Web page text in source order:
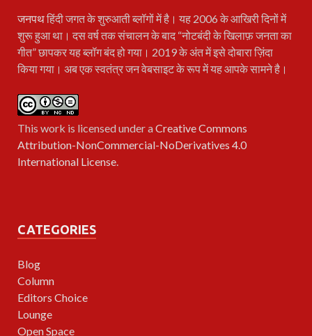
जनपथहिंदी जगत के शुरुआती ब्लॉगों में है। यह 2006 के आखिरी दिनों में
शुरू हुआ था। दस वर्ष तक संचालन के बाद “नोटबंदी के खिलाफ़ जनता का
गीत” छापकर यह ब्लॉग बंद हो गया। 2019 के अंत में इसे दोबारा ज़िंदा
किया गया। अब एक स्वतंत्र जन वेबसाइट के रूप में यह आपके सामने है।
This work is licensed under aCreative Commons
Attribution-NonCommercial-NoDerivatives 4.0
International License.
CATEGORIES
Blog
Column
Editors Choice
Lounge
Open Space